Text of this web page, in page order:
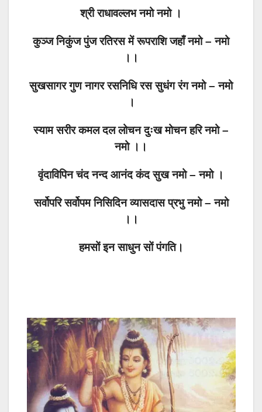
श्री राधावल्लभ नमो नमो ।
कुञ्ज निकुंज पुंज रतिरस में रूपराशि जहाँनमो– नमो
।।
सुखसागर गुण नागर रसनिधि रस सुधंग रंग नमो – नमो
।
स्याम सरीर कमल दल लोचन दुःख मोचन हरि नमो –
नमो ।।
वृंदाविपिन चंद नन्द आनंद कंद सुख नमो – नमो ।
सर्वोपरि सर्वोपम निसिदिन व्यासदास प्रभु नमो – नमो
।।
हमसों इन साधुन सों पंगति।